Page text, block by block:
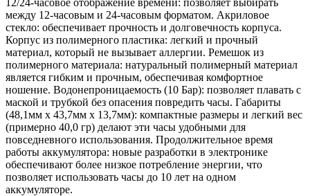
между 12-часовым и 24-часовым форматом. Акриловое
стекло: обеспечивает прочность и долговечность корпуса.
Корпус из полимерного пластика: легкий и прочный
материал, который не вызывает аллергии. Ремешок из
полимерного материала: натуральный полимерный материал
является гибким и прочным, обеспечивая комфортное
ношение. Водонепроницаемость (10 Бар): позволяет плавать с
маской и трубкой без опасения повредить часы. Габариты
(48,1мм x 43,7мм x 13,7мм): компактные размеры и легкий вес
(примерно 40,0 гр) делают эти часы удобными для
повседневного использования. Продолжительное время
работы аккумулятора: новые разработки в электронике
обеспечивают более низкое потребление энергии, что
позволяет использовать часы до 10 лет на одном
аккумуляторе.